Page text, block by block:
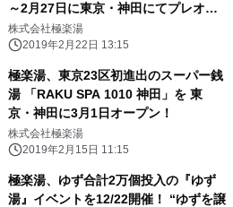
～2月27日に東京・神田にてプレオー
プン
株式会社極楽湯
2019年2月22日 13:15
極楽湯、東京23区初進出のスーパー銭
湯 「RAKU SPA 1010 神田」を 東
京・神田に3月1日オープン！
株式会社極楽湯
2019年2月15日 11:15
極楽湯、ゆず合計2万個投入の『ゆず
湯』イベントを12/22開催！ “ゆずを譲